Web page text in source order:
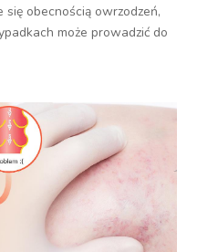
obecnością owrzodzeń,
może prowadzić do